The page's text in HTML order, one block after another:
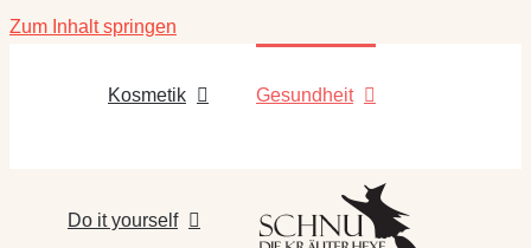
Zum Inhalt springen
Kosmetik Gesundheit
Do it yourself